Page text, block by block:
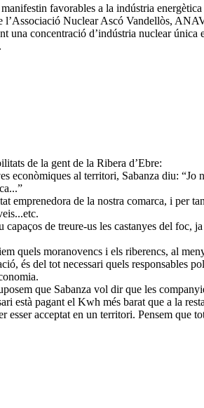
favorables a la indústria
Nuclear Ascó Vandellòs,
concentració d’indústria nuclear única
de la gent de la Ribera d’Ebre:
al territori, Sabanza diu:
emprenedora de la nostra comarca, i per
de treure-us les castanyes del foc,
quels moranovencs i els riberencs, al
és del tot necessari quels responsables
que Sabanza vol dir que les
està pagant el Kwh més barat que a la
acceptat en un territori. Pensem que